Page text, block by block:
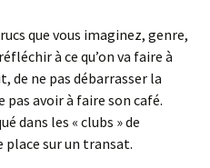
que vous imaginez, genre,
à ce qu’on va faire à
de ne pas débarrasser la
avoir à faire son café.
dans les « clubs » de
place sur un transat.